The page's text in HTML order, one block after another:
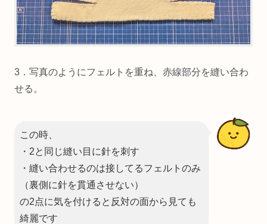
3．写真のようにフェルトを重ね、赤線部分を縫い合わ
せる。
この時、
・2と同じ縫い目に針を刺す
・縫い合わせるのは接してるフェルトのみ
（裏側に針を貫通させない）
の2点に気を付けると反対の面から見ても
綺麗です